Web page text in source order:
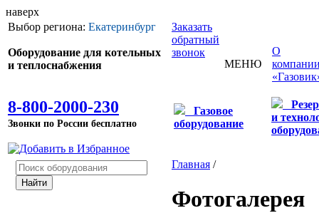
наверх
Выбор региона: Екатеринбург
Оборудование для котельных
и теплоснабжения
8-800-2000-230
Звонки по России бесплатно
Заказать
обратный
звонок
МЕНЮ
О
Газовое
оборудование
и
Главная /
Фотогалерея